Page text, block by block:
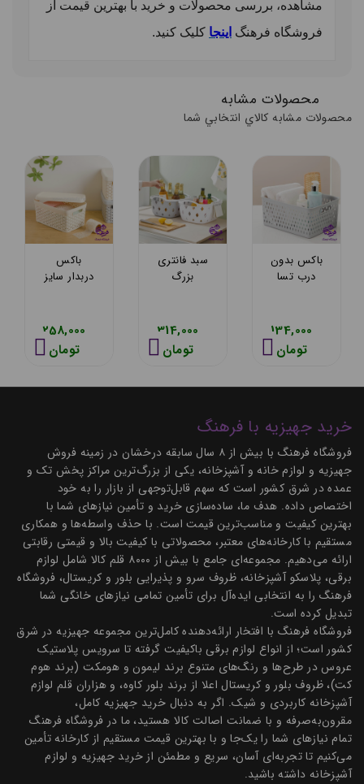
مشاهده، بررسی محصولات و خرید با بهترین قیمت از
فروشگاه فرهنگ اینجا کلیک کنید.
محصولات مشابه
محصولات مشابه کالاي انتخابي شما
باکس بدون
درب تسا
134,000
تومان
سبد فانتری
بزرگ
314,000
تومان
باکس
دربدار سایز
پالرموا1071
258,000
تومان
خرید جهیزیه با فرهنگ
فروشگاه فرهنگ با بیش از ۸ سال سابقه درخشان در زمینه فروش
جهیزیه و لوازم خانه و آشپزخانه، یکی از بزرگ‌ترین مراکز پخش تک و
عمده در شرق کشور است که سهم قابل‌توجهی از بازار را به خود
اختصاص داده. هدف ما، ساده‌سازی خرید و تأمین نیازهای شما با
بهترین کیفیت و مناسب‌ترین قیمت است. با حذف واسطه‌ها و همکاری
مستقیم با کارخانه‌های معتبر، محصولاتی با کیفیت بالا و قیمتی رقابتی
ارائه می‌دهیم. مجموعه‌ای جامع با بیش از ۸۰۰۰ قلم کالا شامل لوازم
برقی، پلاسکو آشپزخانه، ظروف سرو و پذیرایی بلور و کریستال، فروشگاه
فرهنگ را به انتخابی ایده‌آل برای تأمین تمامی نیازهای خانگی شما
تبدیل کرده است.
فروشگاه فرهنگ با افتخار ارائه‌دهنده کامل‌ترین مجموعه جهیزیه در شرق
کشور است؛ از انواع لوازم برقی باکیفیت گرفته تا سرویس پلاستیک
عروس در طرح‌ها و رنگ‌های متنوع برند لیمون و هومکت (برند هوم
کت)، ظروف بلور و کریستال اعلا از برند بلور کاوه، و هزاران قلم لوازم
آشپزخانه کاربردی و شیک. اگر به دنبال خرید جهیزیه کامل،
مقرون‌به‌صرفه و با ضمانت اصالت کالا هستید، ما در فروشگاه فرهنگ
تمام نیازهای شما را یک‌جا و با بهترین قیمت مستقیم از کارخانه تأمین
می‌کنیم تا تجربه‌ای آسان، سریع و مطمئن از خرید جهیزیه و لوازم
آشپزخانه داشته باشید.